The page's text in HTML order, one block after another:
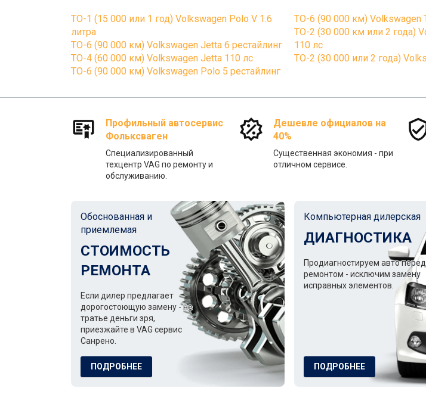
ТО-1 (15 000 или 1 год) Volkswagen Polo V 1.6
литра
ТО-6 (90 000 км) Volkswagen Jetta 6 рестайлинг
ТО-6 (90 000 км) Volkswagen
ТО-2 (30 000 км или 2 года)
110 лс
ТО-4 (60 000 км) Volkswagen Jetta 110 лс
ТО-6 (90 000 км) Volkswagen Polo 5 рестайлинг
ТО-2 (30 000 или 2 года)
Профильный автосервис
Фольксваген
Специализированный
техцентр VAG по ремонту и
обслуживанию.
Дешевле официалов на
40%
Существенная экономия - при
отличном сервисе.
Обоснованная и
приемлемая
СТОИМОСТЬ
РЕМОНТА
Если дилер предлагает
дорогостоющую замену - не
тратье деньги зря,
приезжайте в VAG сервис
Санрено.
ПОДРОБНЕЕ
Компьютерная дилерская
ДИАГНОСТИКА
Продиагностируем авто перед
ремонтом - исключим замену
исправных элементов.
ПОДРОБНЕЕ